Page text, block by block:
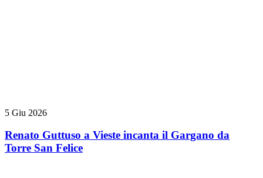
5 Giu 2026
Renato Guttuso a Vieste incanta il Gargano da
Torre San Felice